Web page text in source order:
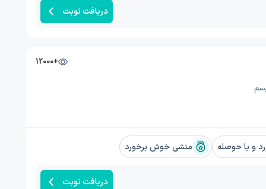
دریافت نوبت
+12000
و با حوصله منشی خوش برخورد
دریافت نوبت